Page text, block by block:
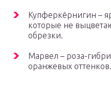
Купферкёрнигин –
которые не
обрезки.
Марвел – роза-
оранжевых оттенков.